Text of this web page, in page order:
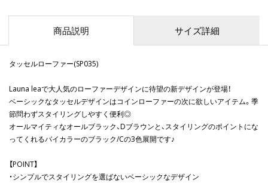
商品説明 サイズ詳細
タッセルローファー(SP035)
Launa leaで大人気のローファーデザインに待望の新デザインが登場！
ベーシックなタッセルデザインはコインローファーの次に欲しいアイテム。季
節問わずスタイリングしやすく便利◎
オールマイティなオールブラック、Dブラウンと、スタイリングのポイントにな
ってくれるバイカラーのブラック/Cの3色展開です♪
【POINT】
・シンプルでスタイリングを選ばないベーシックなデザイン